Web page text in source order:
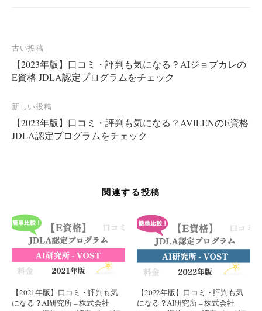
投
稿
ナ
ビ
ゲ
ー
古い投稿
【2023年版】口コミ・評判も気になる？AIジョブカレの
E資格 JDLA認定プログラムをチェック
新しい投稿
【2023年版】口コミ・評判も気になる？AVILENのE資格
JDLA認定プログラムをチェック
関連する投稿
【2021年版】口コミ・評判も気
になる？AI研究所 – 株式会社
【2022年版】口コミ・評判も気
になる？AI研究所 – 株式会社